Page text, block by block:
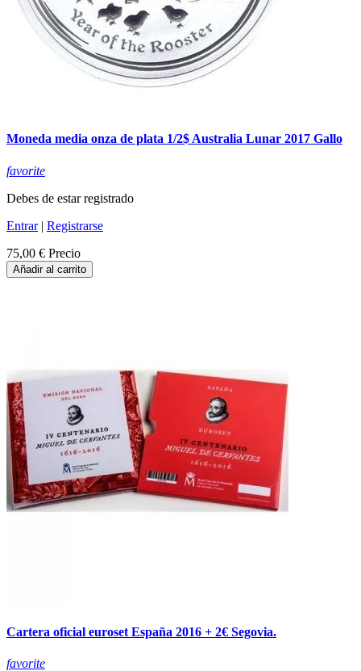
Moneda media onza de plata 1/2$ Australia Lunar 2017 Gallo
favorite
Debes de estar registrado
Entrar| Registrarse
75,00 € Precio
Añadir al carrito
Cartera oficial euroset España 2016 + 2€ Segovia.
favorite